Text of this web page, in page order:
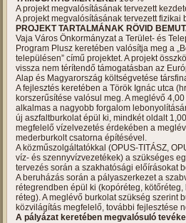
A projekt megvalósításának tervezett
A projekt megvalósításának tervezett fizikai
PROJEKT TARTALMÁNAK RÖVID
Vaja Város Önkormányzat a Terület- és
Program Plusz keretében valósítja meg a
településen” című projektet. A projekt
vissza nem térítendő támogatásban az
Alap és Magyarország költségvetése
A fejlesztés keretében a Török Ignác utca
korszerűsítése valósul meg. A meglévő
alkalmas a nagyobb forgalom
új aszfaltburkolat épül ki, mindkét oldalt
megfelelő vízelvezetés érdekében a
mederburkolt csatorna építésével.
A közműszolgáltatókkal (OPUS-TITÁSZ,
víz- és szennyvízvezetékek) a szükséges
tervezés során a szakhatósági előírásokat
A beruházás során a pályaszerkezet a
rétegrendben épül ki (kopóréteg,
réteg). A meglévő burkolat szükség szerint
közvilágítás megfelelő, további fejlesztése
A pályázat keretében megvalósuló